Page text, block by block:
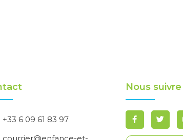
+33 6 09 61 83 97
courrier@enfance-et-
Nous suivre